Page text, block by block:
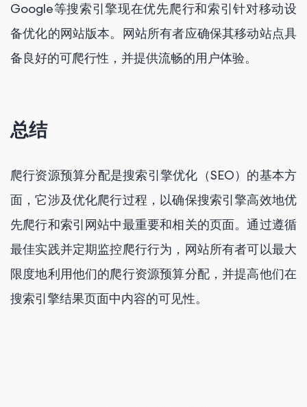
Google等搜索引擎现在优先爬行和索引针对移动设
备优化的网站版本。网站所有者应确保其移动站点具
备良好的可爬行性，并提供流畅的用户体验。
总结
爬行资源预算分配是搜索引擎优化（SEO）的基本方
面，它涉及优化爬行过程，以确保搜索引擎高效地优
先爬行和索引网站中最重要和相关的页面。通过遵循
最佳实践并定期监控爬行行为，网站所有者可以最大
限度地利用他们的爬行资源预算分配，并提高他们在
搜索引擎结果页面中内容的可见性。